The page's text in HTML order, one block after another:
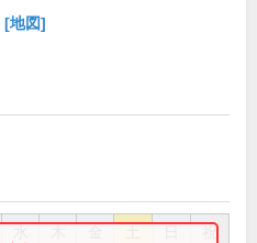
[地図]
祝